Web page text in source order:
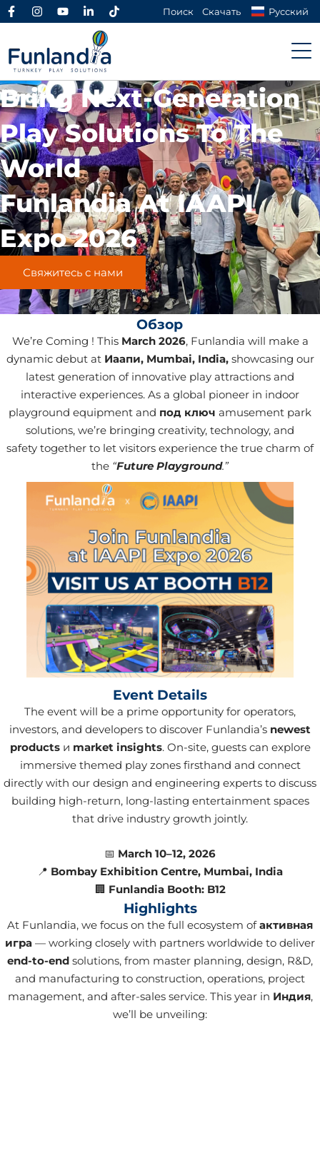
Поиск Скачать Русский
Bring Next-Generation
Play Solutions To The
World
Funlandia At IAAPI
Expo 2026
Свяжитесь с нами
Обзор
We’re Coming ! This March 2026, Funlandia will make a
dynamic debut at Иаапи, Mumbai, India, showcasing our
latest generation of innovative play attractions and
interactive experiences. As a global pioneer in indoor
playground equipment and под ключ amusement park
solutions, we’re bringing creativity, technology, and
safety together to let visitors experience the true charm of
the “Future Playground.”
Event Details
The event will be a prime opportunity for operators,
investors, and developers to discover Funlandia’s newest
productsи market insights. On-site, guests can explore
immersive themed play zones firsthand and connect
directly with our design and engineering experts to discuss
building high-return, long-lasting entertainment spaces
that drive industry growth jointly.
📅 March 10–12, 2026
📍 Bombay Exhibition Centre, Mumbai, India
🏢 Funlandia Booth: B12
Highlights
At Funlandia, we focus on the full ecosystem ofактивная
игра — working closely with partners worldwide to deliver
end-to-end solutions, from master planning, design, R&D,
and manufacturing to construction, operations, project
management, and after-sales service. This year in Индия,
we’ll be unveiling: